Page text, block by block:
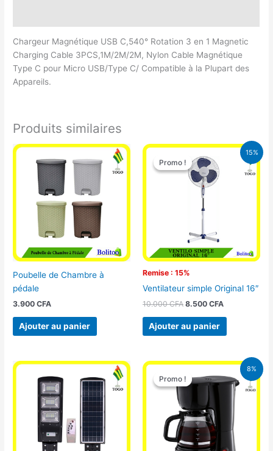
Chargeur Magnétique USB C,540° Rotation 3 en 1 Magnetic
Charging Cable 3PCS,1M/2M/2M, Nylon Cable Magnétique
Type C pour Micro USB/Type C/ Compatible à la Plupart des
Appareils.
Produits similaires
Poubelle de Chambre à
pédale
3.900CFA
Ajouter au panier
15%
Promo !
Remise : 15%
Promo !
Ventilateur simple Original 16″
10.000CFA
Le
prix
initial
était :
10.000 CFA.
8.500 CFA
Le
Ajouter au panier
8%
Promo !
Promo !
Le
prix
initial
25.000 CFA.
Le
prix
actuel
est :
23.000 CFA.